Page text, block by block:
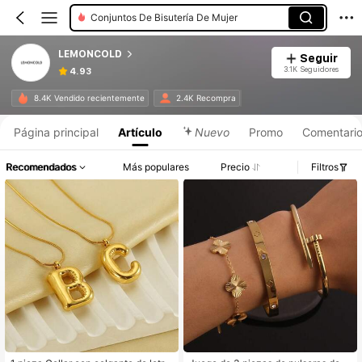
Conjuntos De Bisutería De Mujer
LEMONCOLD
4.93
Seguir
3.1K Seguidores
8.4K Vendido recientemente 2.4K Recompra
Página principal Artículo Nuevo Promo
Recomendados Más populares Precio Filtros